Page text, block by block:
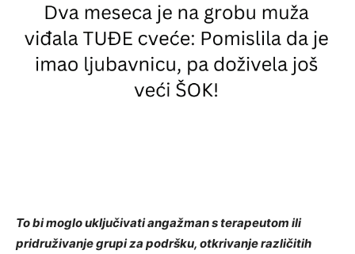
To bi moglo uključivati ​​angažman s terapeutom ili
pridruživanje grupi za podršku, otkrivanje različitih